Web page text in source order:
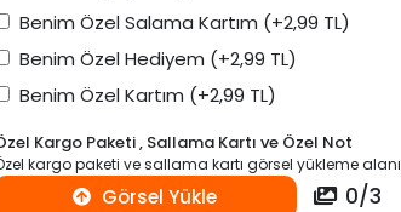
Benim Özel Salama Kartım (+2,99 TL)
Benim Özel Hediyem (+2,99 TL)
Benim Özel Kartım (+2,99 TL)
Kargo Paketi , Sallama Kartı ve Özel Not
kargo paketi ve sallama kartı görsel yükleme alanı
Görsel Yükle 0/3